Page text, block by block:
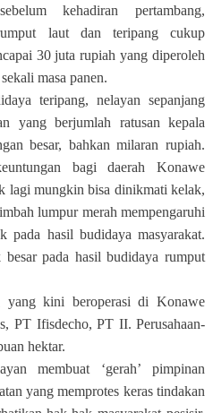
kehadiran pertambang,
laut dan teripang cukup
30 juta rupiah yang diperoleh
masa panen.
teripang, nelayan sepanjang
yang berjumlah ratusan kepala
besar, bahkan milaran rupiah.
bagi daerah Konawe
lagi mungkin bisa dinikmati kelak,
lumpur merah mempengaruhi
pada hasil budidaya masyarakat.
pada hasil budidaya rumput
yang kini beroperasi di Konawe
PT Ifisdecho, PT II. Perusahaan-
hektar.
membuat ‘gerah’ pimpinan
yang memprotes keras tindakan